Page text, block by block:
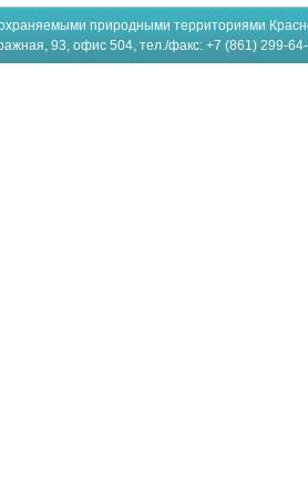
природными территориями
93, офис 504, тел./факс: +7 (861) 299-